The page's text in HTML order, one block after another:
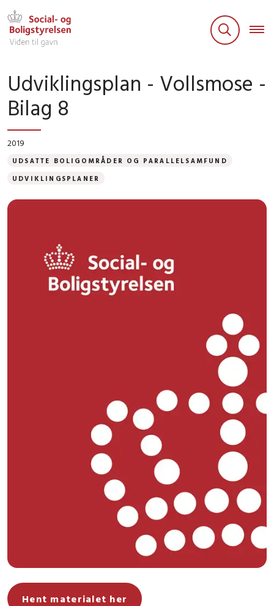
Udviklingsplan - Vollsmose -
Bilag 8
2019
UDSATTE BOLIGOMRÅDER OG PARALLELSAMFUND
UDVIKLINGSPLANER
Hent materialet her